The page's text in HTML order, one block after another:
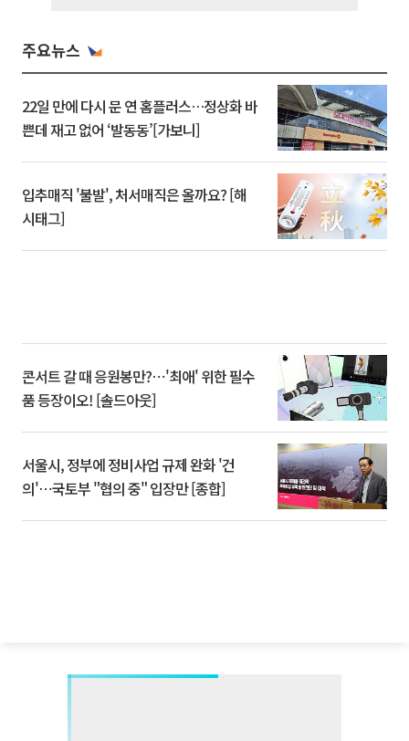
주요뉴스
22일 만에 다시 문 연 홈플러스…정상화 바
쁜데 재고 없어 ‘발동동’[가보니]
입추매직 '불발', 처서매직은 올까요? [해
시태그]
콘서트 갈 때 응원봉만?⋯'최애' 위한 필수
품 등장이오! [솔드아웃]
서울시, 정부에 정비사업 규제 완화 '건
의'⋯국토부 "협의 중" 입장만 [종합]